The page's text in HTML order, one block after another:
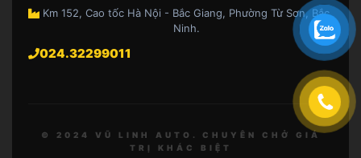
Km 152, Cao tốc Hà Nội - Bắc Giang, Phường Từ Sơn, Bắc
Ninh.
024.32299011
© 2024 VŨ LINH AUTO. CHUYÊN CHỞ GIÁ
TRỊ KHÁC BIỆT